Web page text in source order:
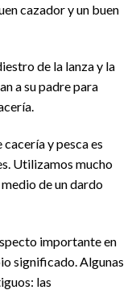
cazador y un buen
de la lanza y la
a su padre para
y pesca es
Utilizamos mucho
de un dardo
importante en
significado. Algunas
las